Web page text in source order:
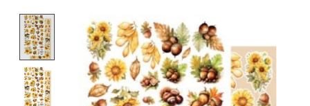
Product image slideshow Items